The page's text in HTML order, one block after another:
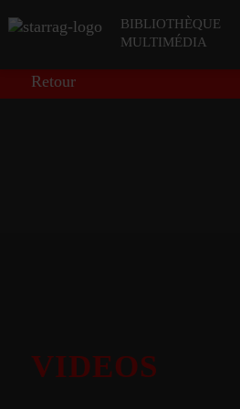
BIBLIOTHÈQUE
MULTIMÉDIA
Retour
VIDEOS